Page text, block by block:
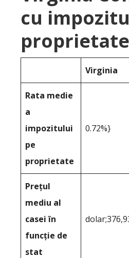
cu
proprietate
Virginia
Rata medie
a
impozitului
pe
proprietate
0.72%}
Prețul
mediu al
casei în
funcție de
stat